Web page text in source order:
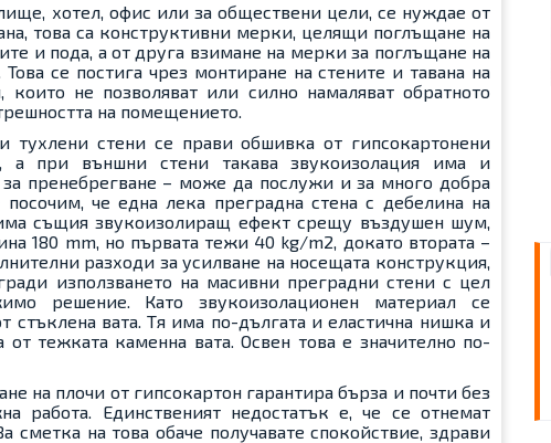
хотел, офис или за обществени цели, се нуждае от
това са конструктивни мерки, целящи поглъщане на
и пода, а от друга взимане на мерки за поглъщане на
се постига чрез монтиране на стените и тавана на
не позволяват или силно намаляват обратното
на помещението.
тухлени стени се прави обшивка от гипсокартонени
а при външни стени такава звукоизолация има и
пренебрегване – може да послужи и за много добра
че една лека преградна стена с дебелина на
същия звукоизолиращ ефект срещу въздушен шум,
180 mm, но първата тежи 40 kg/m2, докато втората –
разходи за усилване на носещата конструкция,
използването на масивни преградни стени с цел
решение. Като звукоизолационен материал се
стъклена вата. Тя има по-дългата и еластична нишка и
тежката каменна вата. Освен това е значително по-
на плочи от гипсокартон гарантира бърза и почти без
работа. Единственият недостатък е, че се отнемат
сметка на това обаче получавате спокойствие, здрави